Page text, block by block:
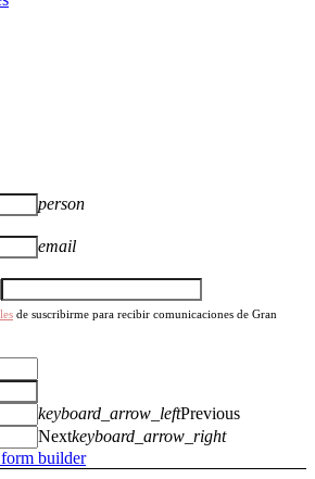
person
email
de suscribirme para recibir comunicaciones de Gran
keyboard_arrow_leftPrevious
Nextkeyboard_arrow_right
builder